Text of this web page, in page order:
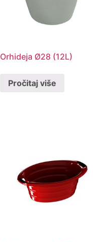
Orhideja Ø28 (12L)
Pročitaj više